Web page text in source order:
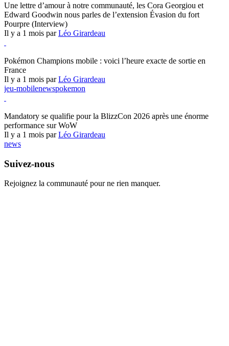
Une lettre d’amour à notre communauté, les Cora Georgiou et
Edward Goodwin nous parles de l’extension Évasion du fort
Pourpre (Interview)
Il y a 1 mois parLéo Girardeau
Pokémon Champions mobile : voici l’heure exacte de sortie en
France
Il y a 1 mois parLéo Girardeau
jeu-mobilenewspokemon
Mandatory se qualifie pour la BlizzCon 2026 après une énorme
performance sur WoW
Il y a 1 mois parLéo Girardeau
news
Suivez-nous
Rejoignez la communauté pour ne rien manquer.